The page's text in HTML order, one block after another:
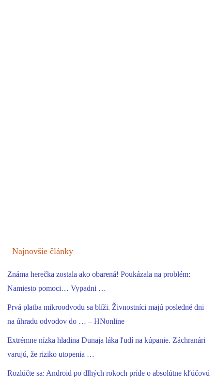
Najnovšie články
Známa herečka zostala ako obarená! Poukázala na problém:
Namiesto pomoci… Vypadni …
Prvá platba mikroodvodu sa blíži. Živnostníci majú posledné dni
na úhradu odvodov do … – HNonline
Extrémne nízka hladina Dunaja láka ľudí na kúpanie. Záchranári
varujú, že riziko utopenia …
Rozlúčte sa: Android po dlhých rokoch príde o absolútne kľúčovú